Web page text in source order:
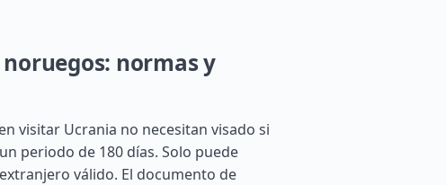
normas y
visitar Ucrania no necesitan visado si
periodo de 180 días. Solo puede
válido. El documento de